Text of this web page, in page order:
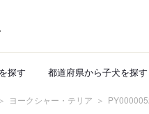
探す 都道府県から子犬を探す
ヨークシャー・テリア